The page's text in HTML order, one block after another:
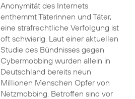
Anonymität des Internets
enthemmt Täterinnen und Täter,
eine strafrechtliche Verfolgung ist
oft schwierig. Laut einer aktuellen
Studie des Bündnisses gegen
Cybermobbing wurden allein in
Deutschland bereits neun
Millionen Menschen Opfer von
Netzmobbing. Betroffen sind vor